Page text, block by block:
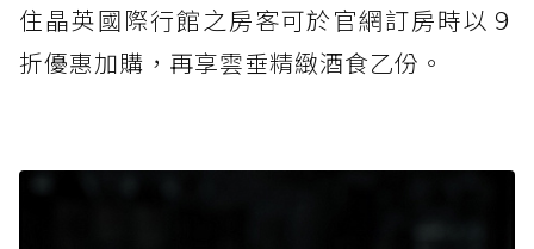
住晶英國際行館之房客可於官網訂房時以９
折優惠加購，再享雲垂精緻酒食乙份。